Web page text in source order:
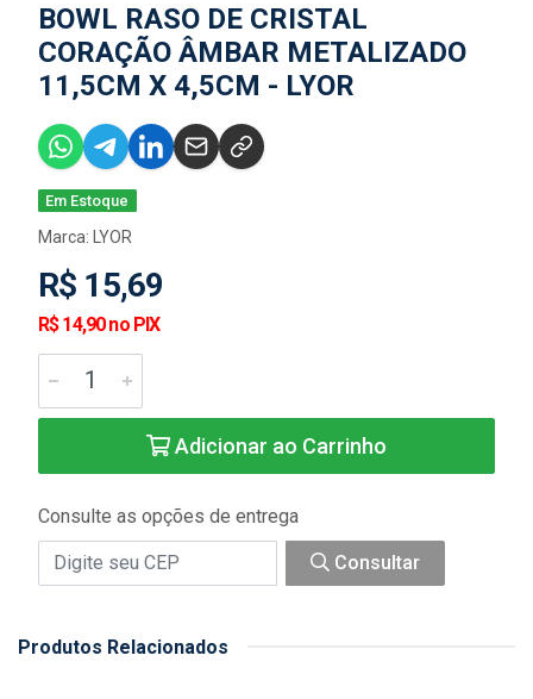
BOWL RASO DE CRISTAL
CORAÇÃO ÂMBAR METALIZADO
11,5CM X 4,5CM - LYOR
Em Estoque
Marca: LYOR
R$ 15,69
R$ 14,90 no PIX
Adicionar ao Carrinho
Consulte as opções de entrega
Consultar
Produtos Relacionados